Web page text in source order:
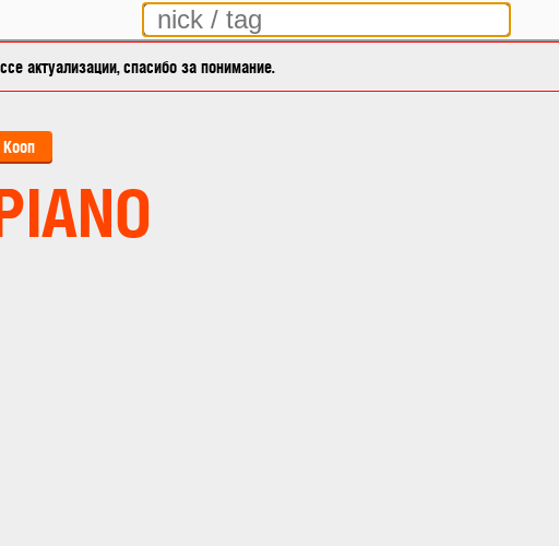
актуализации, спасибо за понимание.
Кооп